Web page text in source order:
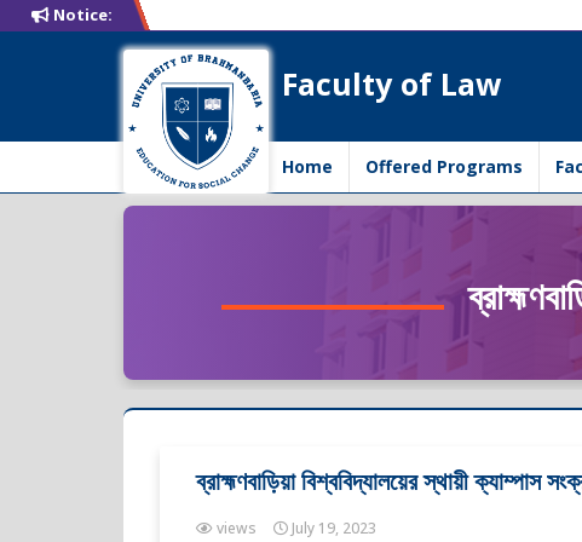
Notice:
Faculty of Law
Home Offered Programs
ব্রাহ্মণবাড়িয়া বিশ্ববিদ্যালয়ের স্থায়ী ক্যাম্পাস
views July 19, 2023